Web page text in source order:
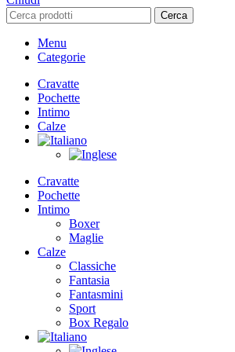
Cerca
Menu
Categorie
Cravatte
Pochette
Intimo
Calze
Cravatte
Pochette
Intimo
Boxer
Maglie
Calze
Classiche
Fantasia
Fantasmini
Sport
Box Regalo